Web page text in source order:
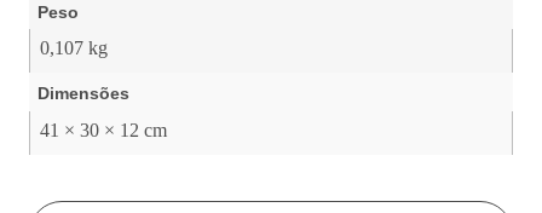
Peso
0,107 kg
Dimensões
41 × 30 × 12 cm